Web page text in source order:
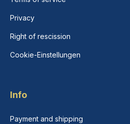
Privacy
Right of rescission
Cookie-Einstellungen
Info
Payment and shipping